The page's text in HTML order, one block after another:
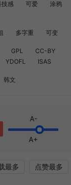
技感 可爱
涂鸦
多字重 可变
GPL
CC-BY
YDOFL ISAS
韩文
A-
A+
最多 点赞最多